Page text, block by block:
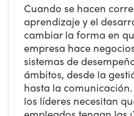
Cuando se hacen
aprendizaje y el
cambiar la forma en
empresa hace
sistemas de
ámbitos, desde la
hasta la
los líderes necesitan